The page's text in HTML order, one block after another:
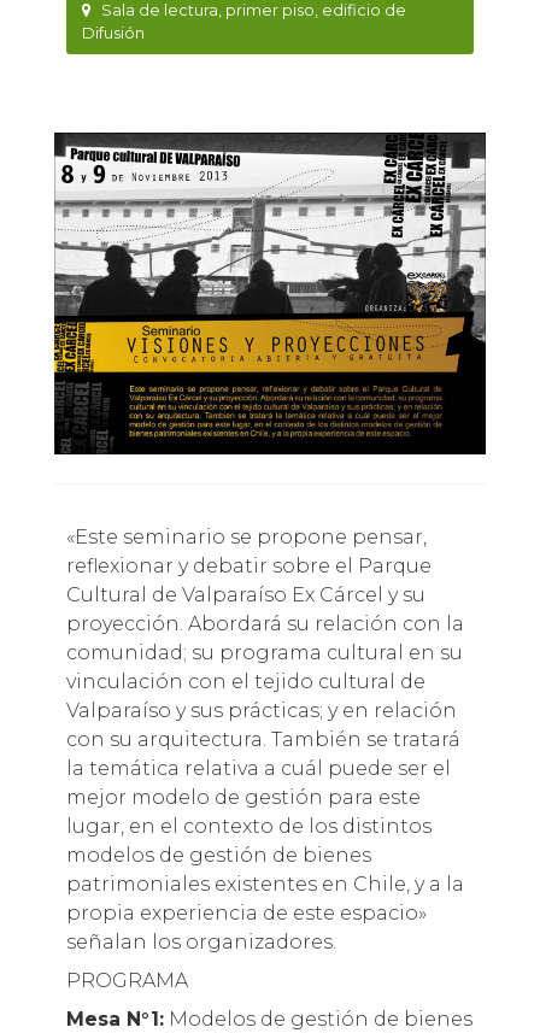
Sala de lectura, primer piso, edificio de
Difusión
«Este seminario se propone pensar,
reflexionar y debatir sobre el Parque
Cultural de Valparaíso Ex Cárcel y su
proyección. Abordará su relación con la
comunidad; su programa cultural en su
vinculación con el tejido cultural de
Valparaíso y sus prácticas; y en relación
con su arquitectura. También se tratará
la temática relativa a cuál puede ser el
mejor modelo de gestión para este
lugar, en el contexto de los distintos
modelos de gestión de bienes
patrimoniales existentes en Chile, y a la
propia experiencia de este espacio»
señalan los organizadores.
PROGRAMA
Mesa N°1:Modelos de gestión de bienes